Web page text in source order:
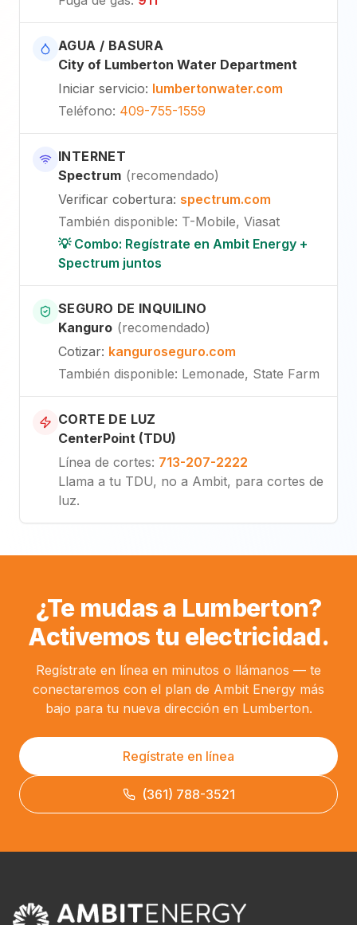
AGUA / BASURA
City of Lumberton Water Department
Iniciar servicio: lumbertonwater.com
Teléfono: 409-755-1559
INTERNET
Spectrum (recomendado)
Verificar cobertura: spectrum.com
También disponible: T-Mobile, Viasat
💡 Combo: Regístrate en Ambit Energy +
Spectrum juntos
SEGURO DE INQUILINO
Kanguro (recomendado)
Cotizar: kanguroseguro.com
También disponible: Lemonade, State Farm
CORTE DE LUZ
CenterPoint (TDU)
Línea de cortes: 713-207-2222
Llama a tu TDU, no a Ambit, para cortes de
luz.
¿Te mudas a Lumberton?
Activemos tu electricidad.
Regístrate en línea en minutos o llámanos — te
conectaremos con el plan de Ambit Energy más
bajo para tu nueva dirección en Lumberton.
Regístrate en línea
(361) 788-3521